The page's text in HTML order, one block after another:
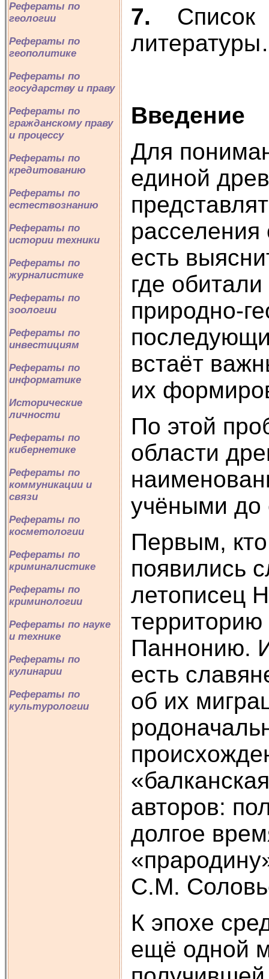
Рефераты по
геологии
Рефераты по
геополитике
Рефераты по
государству и праву
Рефераты по
гражданскому праву
и процессу
Рефераты по
кредитованию
Рефераты по
естествознанию
Рефераты по
истории техники
Рефераты по
журналистике
Рефераты по
зоологии
Рефераты по
инвестициям
Рефераты по
информатике
Исторические
личности
Рефераты по
кибернетике
Рефераты по
коммуникации и
связи
Рефераты по
косметологии
Рефераты по
криминалистике
Рефераты по
криминологии
Рефераты по науке
и технике
Рефераты по
кулинарии
Рефераты по
культурологии
7. Список
Введение
Для
единой
расселения
есть
где
природно-
встаёт
их
По этой
области
учёными до
Первым, кто
появились
летописец
Паннонию.
есть
об их
авторов:
долгое
С.М.
К эпохе
ещё одной